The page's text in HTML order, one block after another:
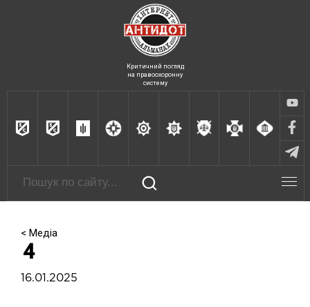
Критичний погляд
на правоохоронну
систему
< Медіа
4
16.01.2025